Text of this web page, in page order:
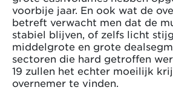
voorbije jaar. En ook wat de
betreft verwacht men dat de
stabiel blijven, of zelfs licht
middelgrote en grote
sectoren die hard getroffen
19 zullen het echter moeilijk
overnemer te vinden.